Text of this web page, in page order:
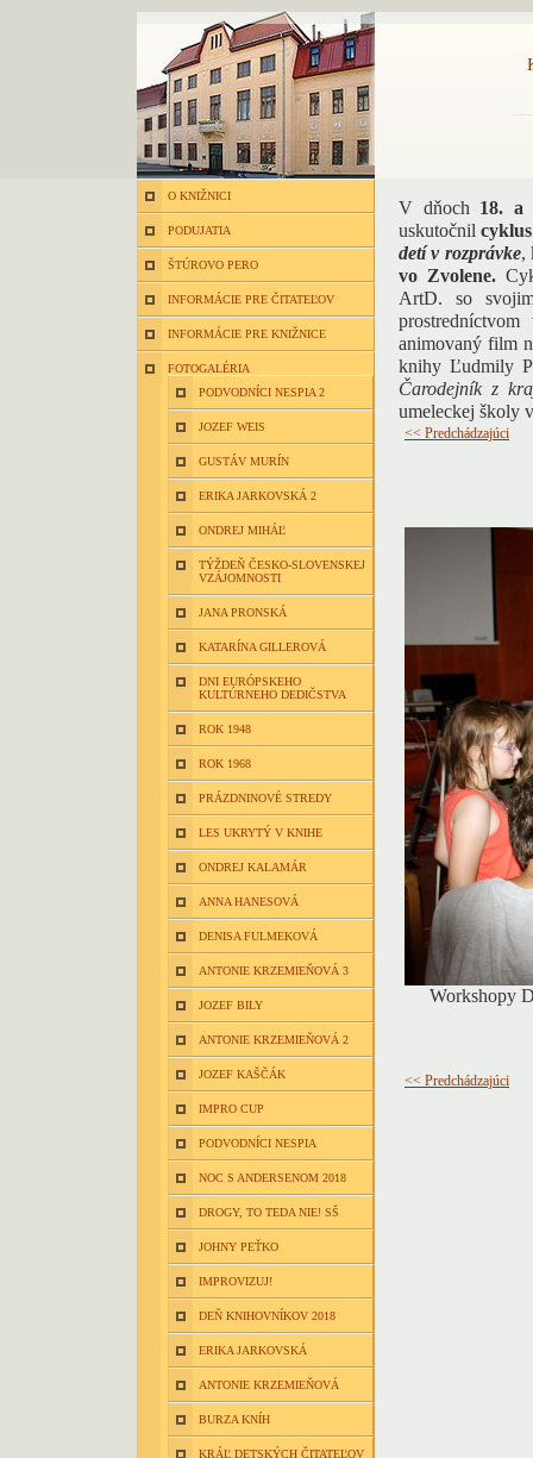
O KNIŽNICI
PODUJATIA
ŠTÚROVO PERO
INFORMÁCIE PRE ČITATEĽOV
INFORMÁCIE PRE KNIŽNICE
FOTOGALÉRIA
PODVODNÍCI NESPIA 2
JOZEF WEIS
GUSTÁV MURÍN
ERIKA JARKOVSKÁ 2
ONDREJ MIHÁĽ
TÝŽDEŇ ČESKO-SLOVENSKEJ
VZÁJOMNOSTI
JANA PRONSKÁ
KATARÍNA GILLEROVÁ
DNI EURÓPSKEHO
KULTÚRNEHO DEDIČSTVA
ROK 1948
ROK 1968
PRÁZDNINOVÉ STREDY
LES UKRYTÝ V KNIHE
ONDREJ KALAMÁR
ANNA HANESOVÁ
DENISA FULMEKOVÁ
ANTONIE KRZEMIEŇOVÁ 3
JOZEF BILY
ANTONIE KRZEMIEŇOVÁ 2
JOZEF KAŠČÁK
IMPRO CUP
PODVODNÍCI NESPIA
NOC S ANDERSENOM 2018
DROGY, TO TEDA NIE! SŠ
JOHNY PEŤKO
IMPROVIZUJ!
DEŇ KNIHOVNÍKOV 2018
ERIKA JARKOVSKÁ
ANTONIE KRZEMIEŇOVÁ
BURZA KNÍH
KRÁĽ DETSKÝCH ČITATEĽOV
V dňoch 18. a
uskutočnil
detí v rozprávke,
vo Zvolene.
ArtD. so
animovaný film
knihy Ľudmily
Čarodejník z
umeleckej školy
<< Predchádzajúci
Workshopy
<< Predchádzajúci